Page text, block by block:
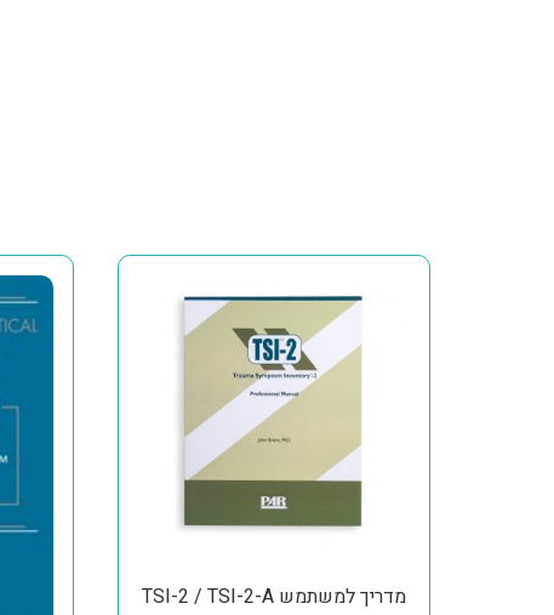
מדריך למשתמש TSI-2 / TSI-2-A